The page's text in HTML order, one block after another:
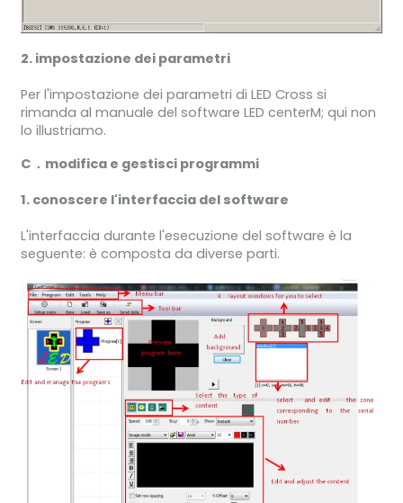
2. impostazione dei parametri
Per l'impostazione dei parametri di LED Cross si
rimanda al manuale del software LED centerM; qui non
lo illustriamo.
C．modifica e gestisci programmi
1. conoscere l'interfaccia del software
L'interfaccia durante l'esecuzione del software è la
seguente: è composta da diverse parti.